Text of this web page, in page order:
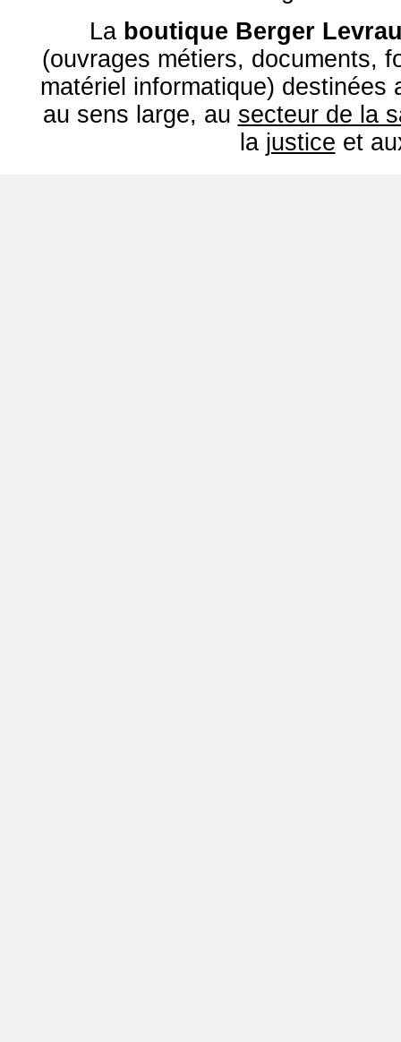
La boutique Berger
(ouvrages métiers, documents,
matériel informatique) destinées
au sens large, au secteur de la
la justice et